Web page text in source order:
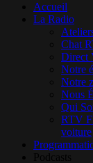
Accueil
La Radio
Chat
Direct
Notre
Notre
Nous
Qui
RTV
voiture